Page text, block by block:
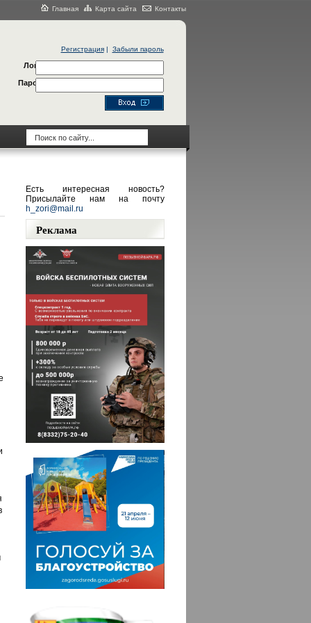
Главная Карта сайта Контакты
Регистрация| Забыли пароль
Логин
Пароль
Есть интересная новость?
Присылайте нам на почту
h_zori@mail.ru
Реклама